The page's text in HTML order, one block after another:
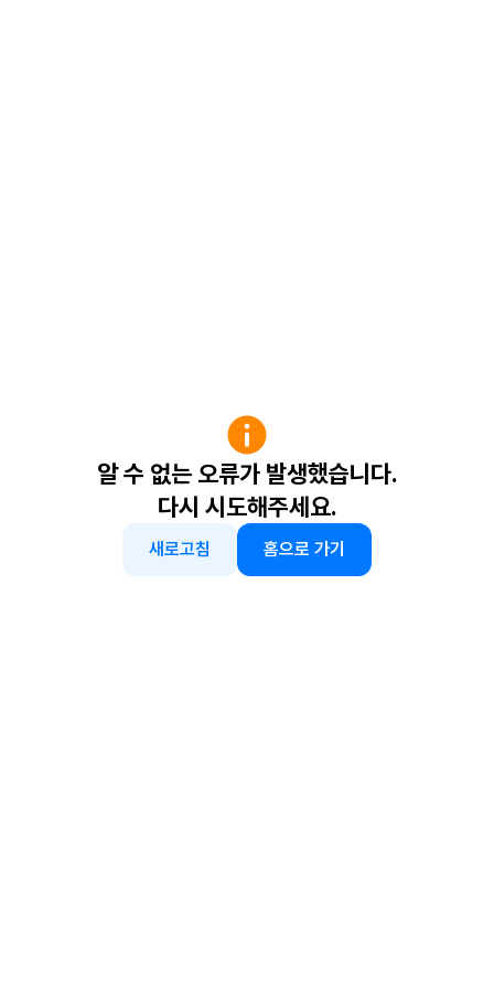
알 수 없는 오류가 발생했습니다.
다시 시도해주세요.
새로고침 홈으로 가기